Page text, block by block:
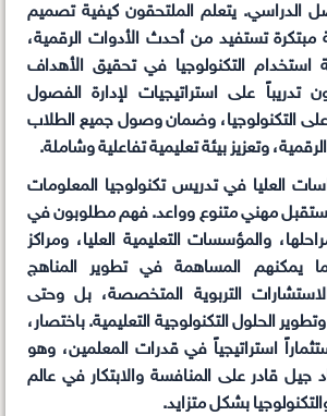
الدراسي. يتعلم الملتحقون كيفية تصميم
تستفيد من أحدث الأدوات الرقمية،
استخدام التكنولوجيا في تحقيق الأهداف
تدريباً على استراتيجيات لإدارة الفصول
على التكنولوجيا، وضمان وصول جميع الطلاب
الرقمية، وتعزيز بيئة تعليمية تفاعلية وشاملة.
العليا في تدريس تكنولوجيا المعلومات
مهني متنوع وواعد. فهم مطلوبون في
والمؤسسات التعليمية العليا، ومراكز
يمكنهم المساهمة في تطوير المناهج
التربوية المتخصصة، بل وحتى
الحلول التكنولوجية التعليمية. باختصار،
استراتيجياً في قدرات المعلمين، وهو
جيل قادر على المنافسة والابتكار في عالم
بشكل متزايد.